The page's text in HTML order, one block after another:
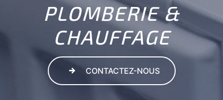
PLOMBERIE &
CHAUFFAGE
CONTACTEZ-NOUS